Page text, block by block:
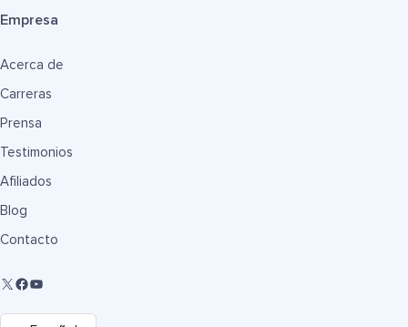
Empresa
Acerca de
Carreras
Prensa
Testimonios
Afiliados
Blog
Contacto